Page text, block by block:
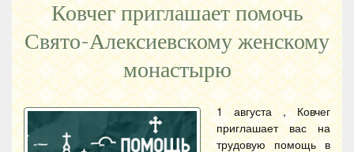
Ковчег приглашает помочь
Свято-Алексиевскому женскому
монастырю
1 августа , Ковчег
приглашает вас на
трудовую помощь в